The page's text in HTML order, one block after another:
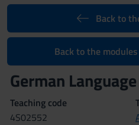
Back to
Back to the
German
Teaching code
4S02552